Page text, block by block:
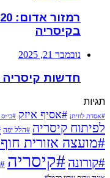
בקיסריה
נובמבר 21, 2025
חדשות קיסריה
תגיות
#אסדת לוויתן #אסיף איזק
לפיתוח קיסריה #הלל יפה
#מועצה אזורית
#קורונה #קיסריה